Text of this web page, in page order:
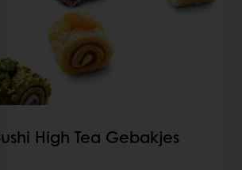
High Tea Gebakjes